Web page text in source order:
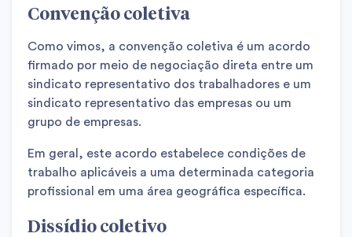
Convenção coletiva
Como vimos, a convenção coletiva é um acordo
firmado por meio de negociação direta entre um
sindicato representativo dos trabalhadores e um
sindicato representativo das empresas ou um
grupo de empresas.
Em geral, este acordo estabelece condições de
trabalho aplicáveis a uma determinada categoria
profissional em uma área geográfica específica.
Dissídio coletivo